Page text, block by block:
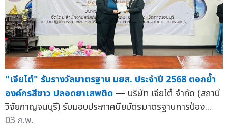
"เจียไต๋" รับรางวัลมาตรฐาน มยส. ประจำปี 2568 ตอกย้ำ
องค์กรสีขาว ปลอดยาเสพติด — บริษัท เจียไต๋ จำกัด (สถานี
วิจัยกาญจนบุรี) รับมอบประกาศนียบัตรมาตรฐานการป้อง...
03 ก.พ.